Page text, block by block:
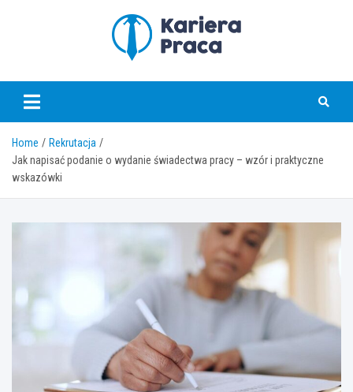
karierapraca.pl
Home
Rekrutacja
Jak napisać podanie o wydanie świadectwa pracy – wzór i praktyczne
wskazówki